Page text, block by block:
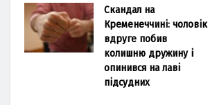
Скандал на
Кременеччині: чоловік
вдруге побив
колишню дружину і
опинився на лаві
підсудних